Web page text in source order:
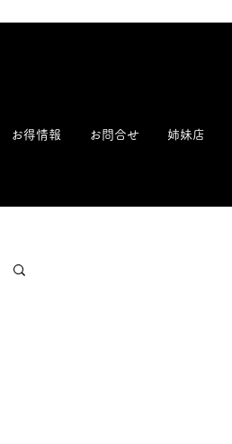
お得情報 お問合せ 姉妹店